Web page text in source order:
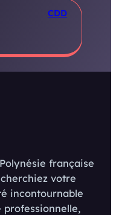
CDD
française
votre
incontournable